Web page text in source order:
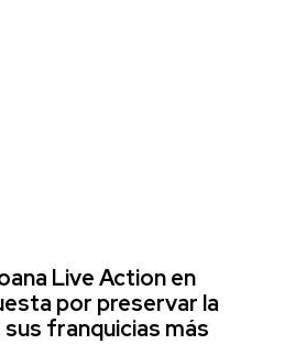
Live Action en
por preservar la
sus franquicias más